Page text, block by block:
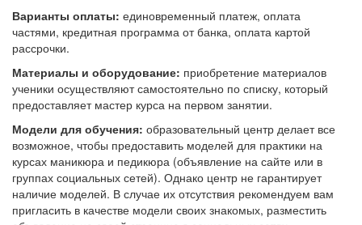
Варианты оплаты: единовременный платеж, оплата
частями, кредитная программа от банка, оплата картой
рассрочки.
Материалы и оборудование: приобретение материалов
ученики осуществляют самостоятельно по списку, который
предоставляет мастер курса на первом занятии.
Модели для обучения: образовательный центр делает все
возможное, чтобы предоставить моделей для практики на
курсах маникюра и педикюра (объявление на сайте или в
группах социальных сетей). Однако центр не гарантирует
наличие моделей. В случае их отсутствия рекомендуем вам
пригласить в качестве модели своих знакомых, разместить